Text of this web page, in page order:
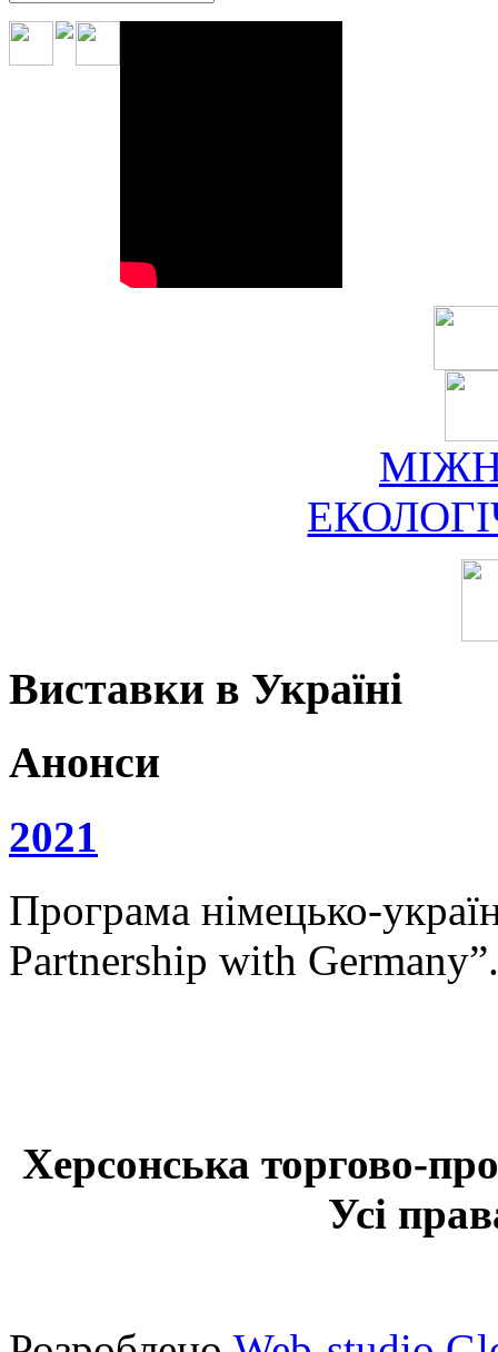
Виставки в Україні
Анонси
2021
Програма німецько-
Partnership with
Херсонська торгово-
Усі